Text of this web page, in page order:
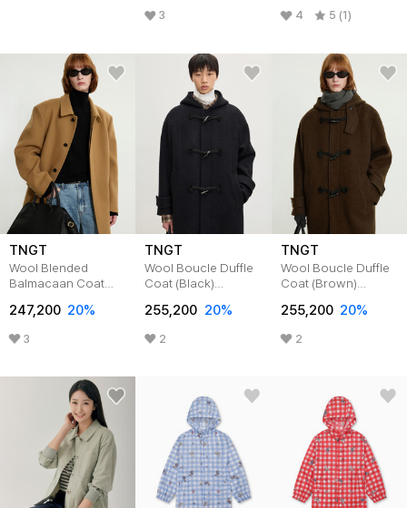
3 4 5 (1)
TNGT
Wool Blended
Balmacaan Coat
TNCO5F100CM
247,200 20%
3
TNGT
Wool Boucle Duffle
Coat (Black)
255,200 20%
2
TNGT
Wool Boucle Duffle
Coat (Brown)
255,200 20%
2